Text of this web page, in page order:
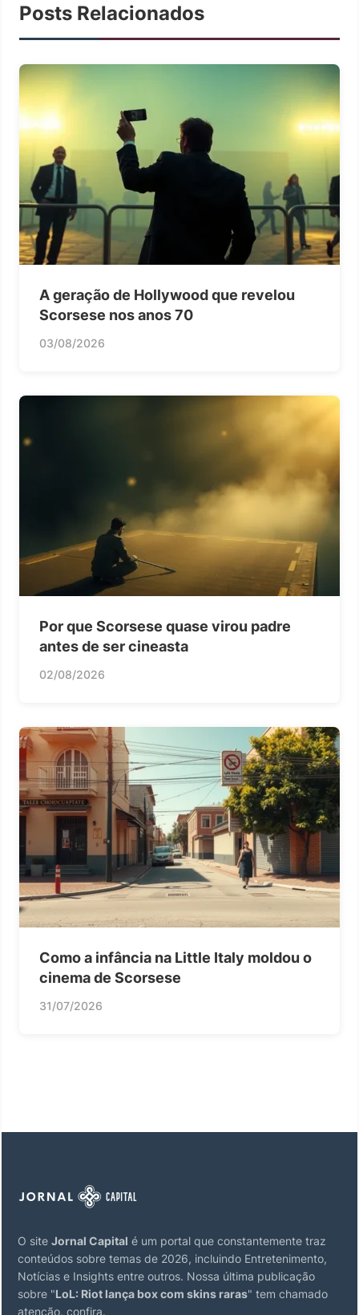
Posts Relacionados
A geração de Hollywood que revelou
Scorsese nos anos 70
03/08/2026
Por que Scorsese quase virou padre
antes de ser cineasta
02/08/2026
Como a infância na Little Italy moldou o
cinema de Scorsese
31/07/2026
O site Jornal Capital é um portal que constantemente traz
conteúdos sobre temas de 2026, incluindo Entretenimento,
Notícias e Insights entre outros. Nossa última publicação
sobre "LoL: Riot lança box com skins raras" tem chamado
atenção, confira.